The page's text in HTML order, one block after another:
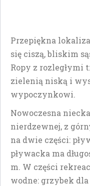
Przepiękna
się ciszą, bliskim
Ropy z
zielenią niską i
wypoczynkowi.
Nowoczesna
nierdzewnej, z
na dwie części:
pływacka ma
m. W części
wodne: grzybek